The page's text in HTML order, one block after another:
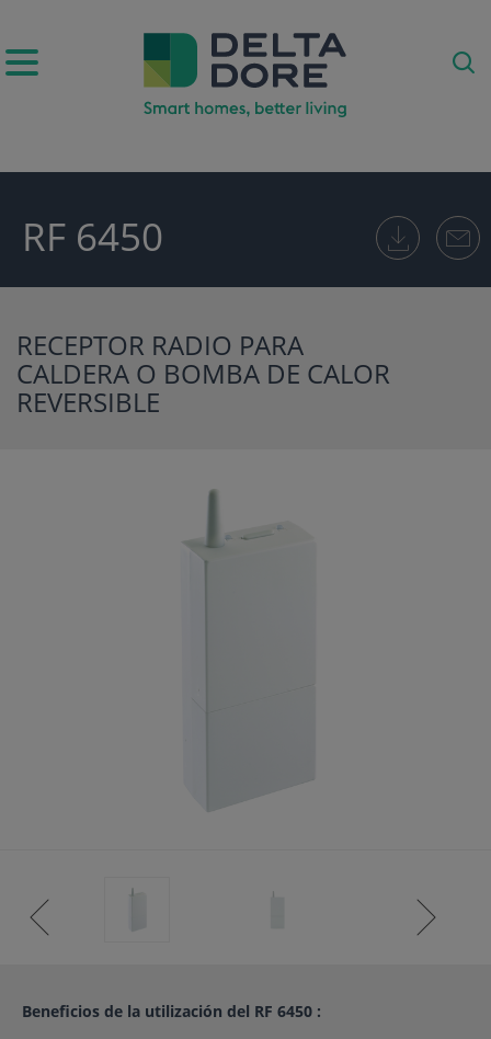
RF 6450
RECEPTOR RADIO PARA
CALDERA O BOMBA DE CALOR
REVERSIBLE
Beneficios de la utilización del RF 6450 :